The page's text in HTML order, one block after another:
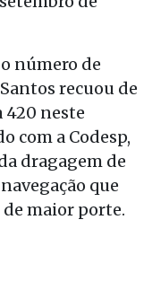
número de
recuou de
420 neste
com a Codesp,
dragagem de
que
maior porte.